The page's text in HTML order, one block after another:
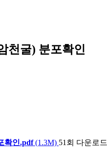
천굴) 분포확인
확인.pdf(1.3M) 51회 다운로드